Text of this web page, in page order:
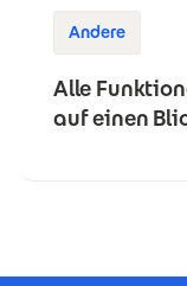
Andere
Alle
auf einen